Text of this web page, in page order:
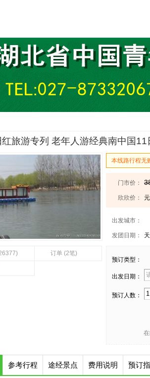
旅游专列 老年人游经典南中国
订单 (2笔)
本线路行程无
门市价：
欣欣价： 元
出发城市：
发团日期：
预订类型：
出发日期：
预订人数：
参考行程 途经景点 费用说明 预订